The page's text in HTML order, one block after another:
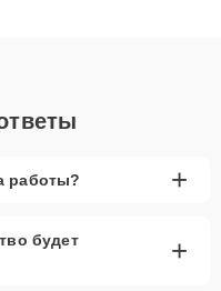
работы? +
будет
+